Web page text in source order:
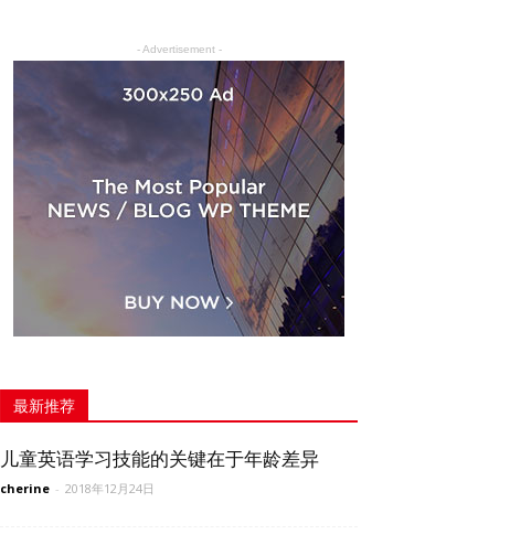
- Advertisement -
最新推荐
儿童英语学习技能的关键在于年龄差异
cherine - 2018年12月24日